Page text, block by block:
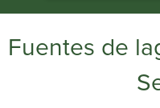
Fuentes de